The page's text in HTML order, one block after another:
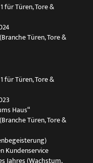
für Türen, Tore &
Türen, Tore &
für Türen, Tore &
Haus“
Türen, Tore &
Kundenservice
Jahres (Wachstum,